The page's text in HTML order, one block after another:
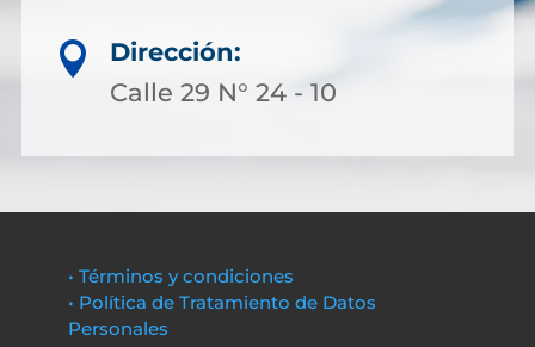

Dirección:
Calle 29 N° 24 - 10
• Términos y condiciones
• Política de Tratamiento de Datos
Personales